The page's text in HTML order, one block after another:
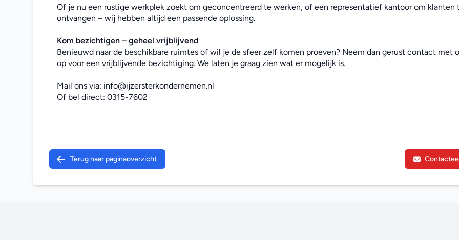
Of je nu een rustige werkplek zoekt om geconcentreerd te werken, of een representatief kantoor om klanten
ontvangen – wij hebben altijd een passende oplossing.
Kom bezichtigen – geheel vrijblijvend
Benieuwd naar de beschikbare ruimtes of wil je de sfeer zelf komen proeven? Neem dan gerust contact met
op voor een vrijblijvende bezichtiging. We laten je graag zien wat er mogelijk is.
Mail ons via: info@ijzersterkondernemen.nl
Of bel direct: 0315-7602
Terug naar paginaoverzicht